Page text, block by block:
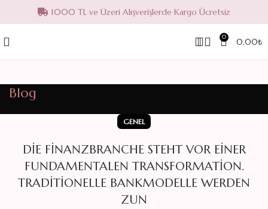
1000 TL ve Üzeri Alışverişlerde Kargo Ücretsiz
0 0,00₺
Blog
GENEL
DIE FINANZBRANCHE STEHT VOR EINER
FUNDAMENTALEN TRANSFORMATION.
TRADITIONELLE BANKMODELLE WERDEN
ZUN